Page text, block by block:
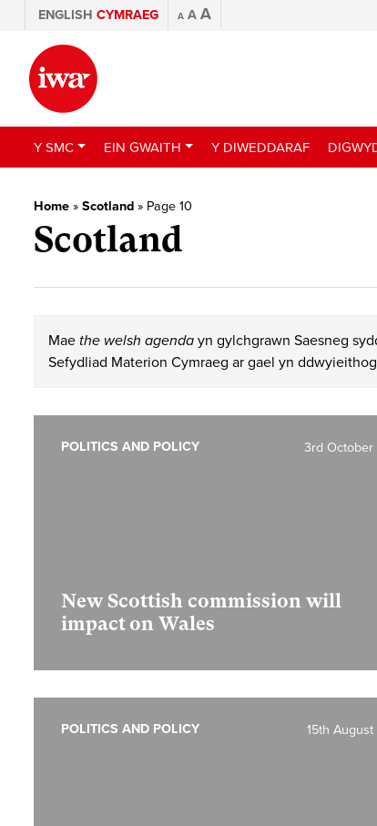
ENGLISH CYMRAEG A A A
Y SMC EIN GWAITH Y DIWEDDARAF
Home » Scotland » Page 10
Scotland
Mae the welsh agenda yn gylchgrawn Saesneg
Sefydliad Materion Cymraeg ar gael yn
New Scottish commission will
impact on Wales
3rd October
POLITICS AND POLICY
15th August
POLITICS AND POLICY